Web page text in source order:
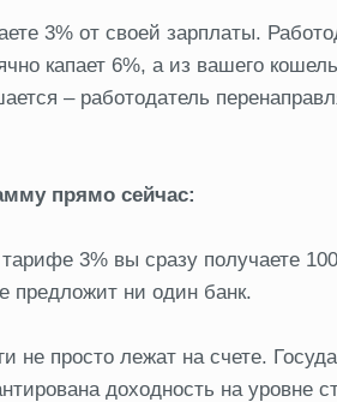
3% от своей зарплаты.
капает 6%, а из вашего
– работодатель
прямо сейчас:
3% вы сразу получаете
предложит ни один банк.
не просто лежат на счете.
доходность на уровне